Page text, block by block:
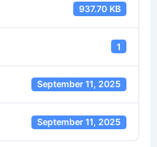
937.70 KB
1
September 11, 2025
September 11, 2025